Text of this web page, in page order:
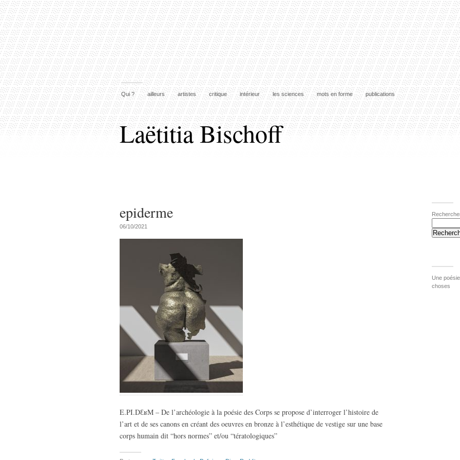
Qui ? ailleurs artistes critique intérieur les sciences mots en forme publications
Laëtitia Bischoff
epiderme
06/10/2021
E.PI.DƐʁM – De l’archéologie à la poésie des Corps se propose d’interroger l’histoire de
l’art et de ses canons en créant des oeuvres en bronze à l’esthétique de vestige sur une base
corps humain dit “hors normes” et/ou “tératologiques”
Une
choses